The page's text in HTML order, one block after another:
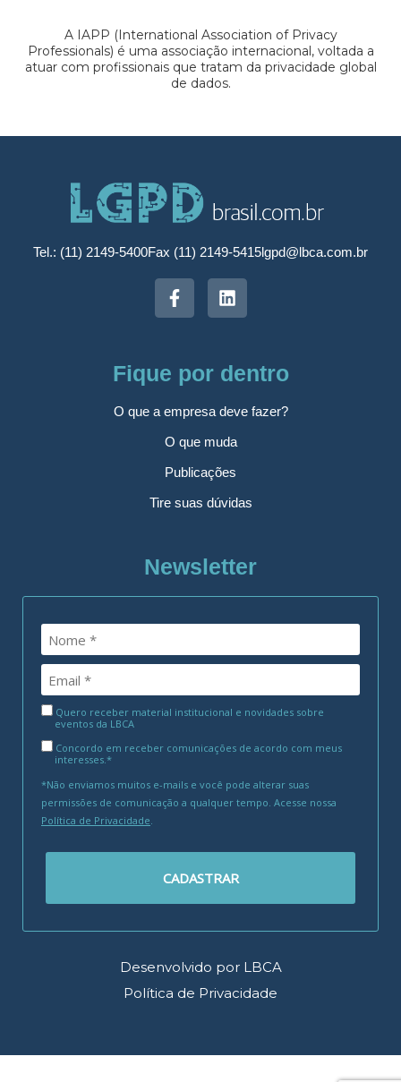
A IAPP (International Association of Privacy
Professionals) é uma associação internacional, voltada a
atuar com profissionais que tratam da privacidade global
de dados.
Tel.: (11) 2149-5400Fax (11) 2149-5415lgpd@lbca.com.br
Fique por dentro
O que a empresa deve fazer?
O que muda
Publicações
Tire suas dúvidas
Newsletter
Quero receber material institucional e novidades sobre
eventos da LBCA
Concordo em receber comunicações de acordo com meus
interesses.*
*Não enviamos muitos e-mails e você pode alterar suas
permissões de comunicação a qualquer tempo. Acesse nossa
Política de Privacidade.
CADASTRAR
Desenvolvido por LBCA
Política de Privacidade